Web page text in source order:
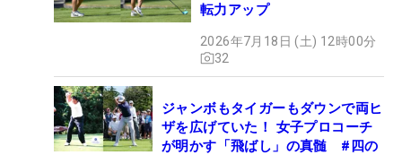
転力アップ
2026年7月18日 (土) 12時00分
32
ジャンボもタイガーもダウンで両ヒ
ザを広げていた！ 女子プロコーチ
が明かす「飛ばし」の真髄 #四の